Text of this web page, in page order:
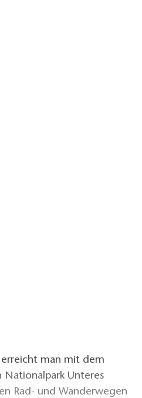
man mit dem
Nationalpark Unteres
Rad- und Wanderwegen